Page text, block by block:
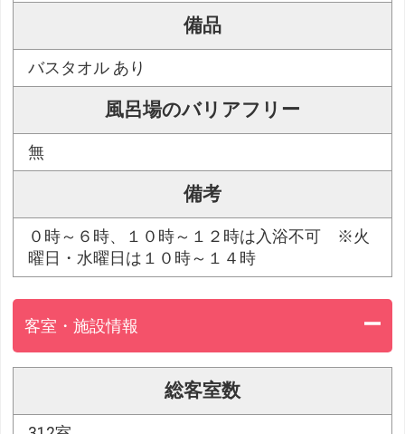
備品
バスタオル あり
風呂場のバリアフリー
無
備考
０時～６時、１０時～１２時は入浴不可 ※火
曜日・水曜日は１０時～１４時
客室・施設情報
総客室数